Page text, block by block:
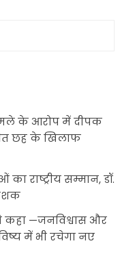
के आरोप में दीपक
छह के खिलाफ
राष्ट्रीय सम्मान, डॉ.
कहा —जनविश्वास और
में भी रचेगा नए